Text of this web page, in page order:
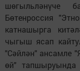
шөгыльләнүче
Бөтенроссия
катнашырга
чыгыш ясап
"Сәйлән" ансамле
өй" тапшыруында